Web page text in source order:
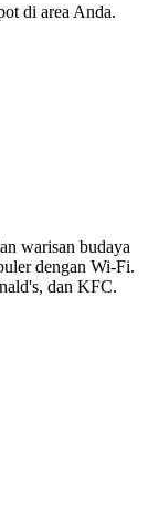
di area Anda.
warisan budaya
dengan Wi-Fi.
dan KFC.